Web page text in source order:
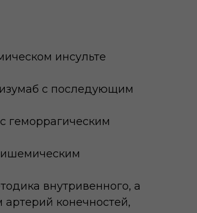
инсульте
с последующим
геморрагическим
ишемическим
внутривенного, а
конечностей,